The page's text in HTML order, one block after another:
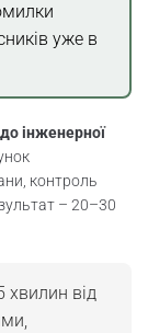
уже в
інженерної
контроль
– 20–30
хвилин від